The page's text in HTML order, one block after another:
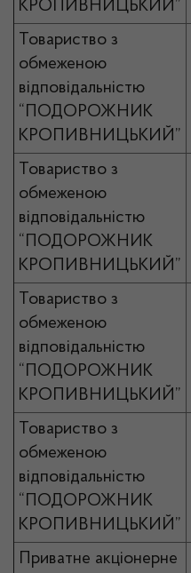
КРОПИВНИЦЬКИЙ”
Товариство з
обмеженою
відповідальністю
“ПОДОРОЖНИК
КРОПИВНИЦЬКИЙ”
Товариство з
обмеженою
відповідальністю
“ПОДОРОЖНИК
КРОПИВНИЦЬКИЙ”
Товариство з
обмеженою
відповідальністю
“ПОДОРОЖНИК
КРОПИВНИЦЬКИЙ”
Товариство з
обмеженою
відповідальністю
“ПОДОРОЖНИК
КРОПИВНИЦЬКИЙ”
Приватне акціонерне